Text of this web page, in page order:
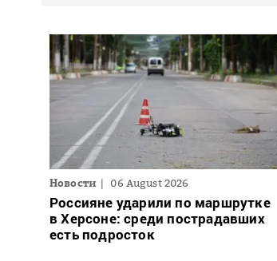
Новости 06 August 2026
Россияне ударили по маршрутке
в Херсоне: среди пострадавших
есть подросток